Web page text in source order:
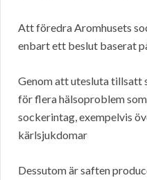
Att föredra Aromhusets
enbart ett beslut baserat
Genom att utesluta tillsatt
för flera hälsoproblem
sockerintag, exempelvis
kärlsjukdomar
Dessutom är saften